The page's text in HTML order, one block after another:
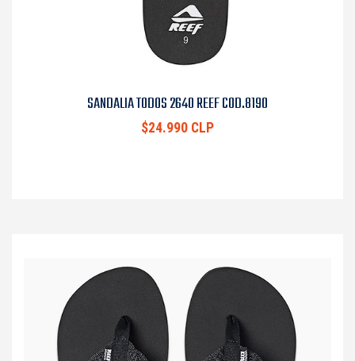
SANDALIA TODOS 2640 REEF COD.8190
$24.990 CLP